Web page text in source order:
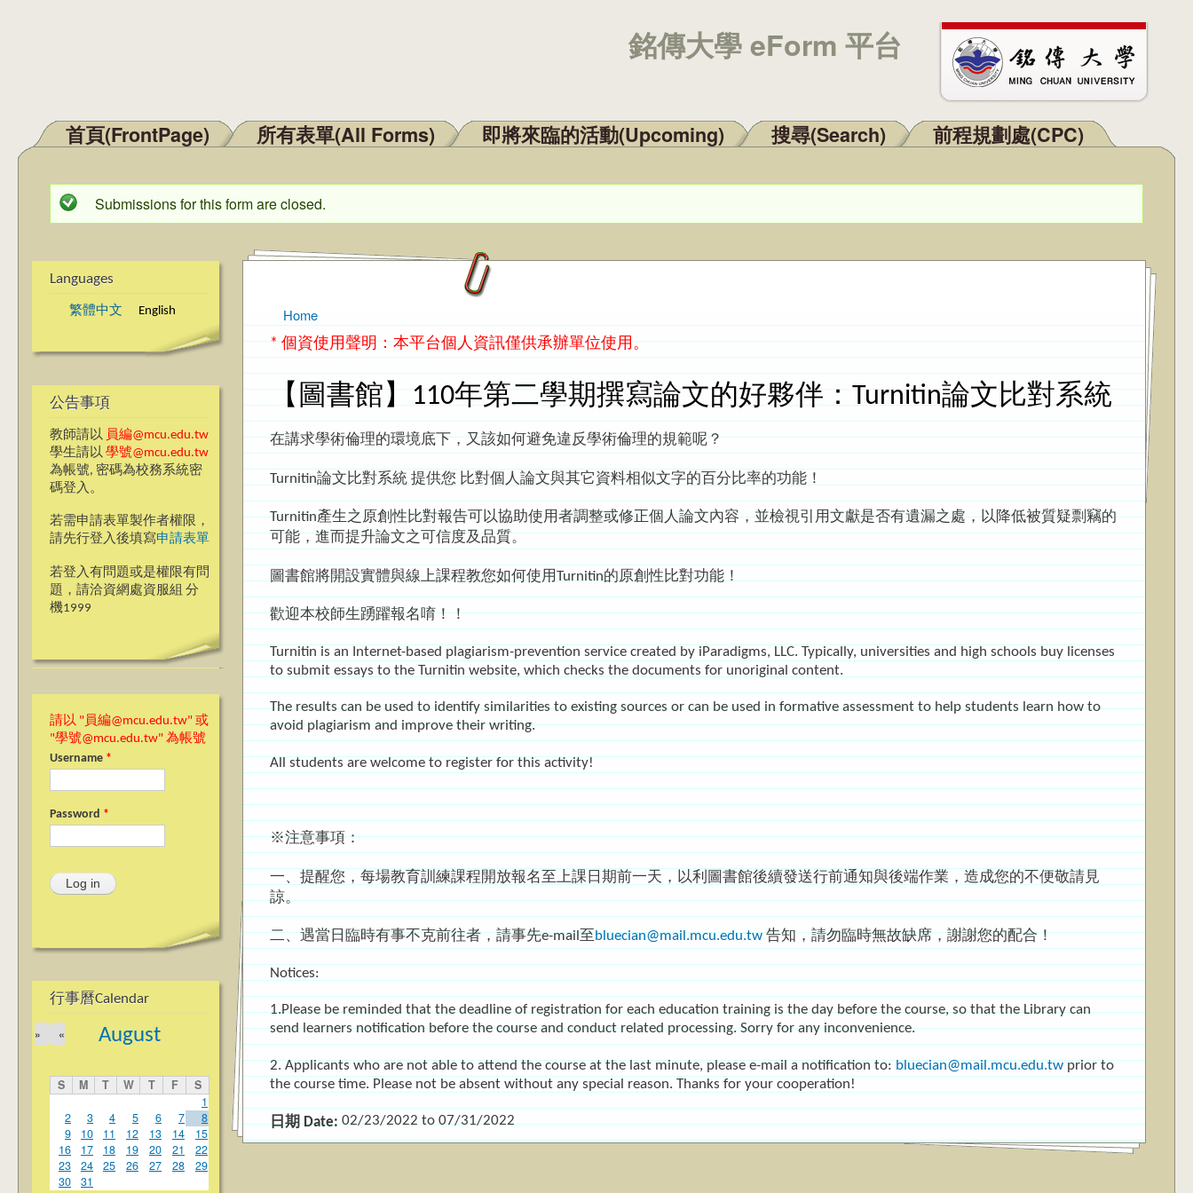
銘傳大學 eForm 平台
Main menu
首頁(FrontPage) 所有表單(All Forms) 即將來臨的活動(Upcoming) 搜尋(Search) 前程規劃處(CPC)
Status message
Submissions for this form are closed.
Languages
繁體中文 English
公告事項
教師請以 員編@mcu.edu.tw
學生請以 學號@mcu.edu.tw
為帳號, 密碼為校務系統密
碼登入。
若需申請表單製作者權限，
請先行登入後填寫申請表單
若登入有問題或是權限有問
題，請洽資網處資服組 分
機1999
請以 "員編@mcu.edu.tw" 或
"學號@mcu.edu.tw" 為帳號
Username *
Password *
行事曆Calendar
August
«
»
S M T W T F
S
1
2
3 4 5 6 7
8
9
10 11 12 13 14
15
16
17 18 19 20 21
22
23
24 25 26 27 28
29
30
31
You are here
Home
* 個資使用聲明：本平台個人資訊僅供承辦單位使用。
【圖書館】110年第二學期撰寫論文的好夥伴：Turnitin論文比對系統
在講求學術倫理的環境底下，又該如何避免違反學術倫理的規範呢？
Turnitin論文比對系統 提供您 比對個人論文與其它資料相似文字的百分比率的功能！
Turnitin產生之原創性比對報告可以協助使用者調整或修正個人論文內容，並檢視引用文獻是否有遺漏之處，以降低被質疑剽竊的
可能，進而提升論文之可信度及品質。
圖書館將開設實體與線上課程教您如何使用Turnitin的原創性比對功能！
歡迎本校師生踴躍報名唷！！
Turnitin is an Internet-based plagiarism-prevention service created by iParadigms, LLC. Typically, universities and high schools buy licenses
to submit essays to the Turnitin website, which checks the documents for unoriginal content.
The results can be used to identify similarities to existing sources or can be used in formative assessment to help students learn how to
avoid plagiarism and improve their writing.
All students are welcome to register for this activity!
※注意事項：
一、提醒您，每場教育訓練課程開放報名至上課日期前一天，以利圖書館後續發送行前通知與後端作業，造成您的不便敬請見
諒。
二、遇當日臨時有事不克前往者，請事先e-mail至bluecian@mail.mcu.edu.tw告知，請勿臨時無故缺席，謝謝您的配合！
Notices:
1.Please be reminded that the deadline of registration for each education training is the day before the course, so that the Library can
send learners notification before the course and conduct related processing. Sorry for any inconvenience.
2. Applicants who are not able to attend the course at the last minute, please e-mail a notification to:bluecian@mail.mcu.edu.twprior to
the course time. Please not be absent without any special reason. Thanks for your cooperation!
日期 Date:02/23/2022to07/31/2022